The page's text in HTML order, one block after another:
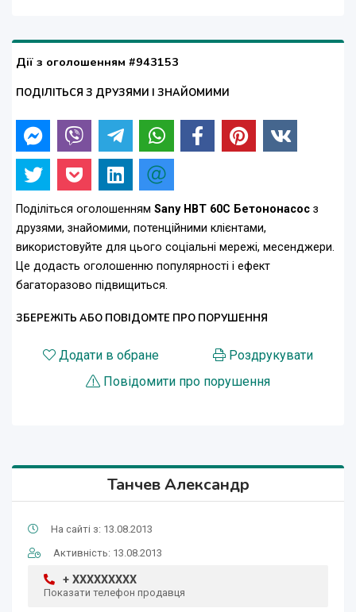
Дії з оголошенням #943153
ПОДІЛІТЬСЯ З ДРУЗЯМИ І ЗНАЙОМИМИ
Поділіться оголошенням Sany HBT 60C Бетононасос з
друзями, знайомими, потенційними клієнтами,
використовуйте для цього соціальні мережі, месенджери.
Це додасть оголошенню популярності і ефект
багаторазово підвищиться.
ЗБЕРЕЖІТЬ АБО ПОВІДОМТЕ ПРО ПОРУШЕННЯ
Додати в обране
Роздрукувати
Повідомити про порушення
Танчев Александр
На сайті з: 13.08.2013
Активність: 13.08.2013
+ XXXXXXXXX
Показати телефон продавця